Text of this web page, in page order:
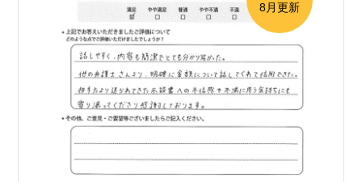
8月更新